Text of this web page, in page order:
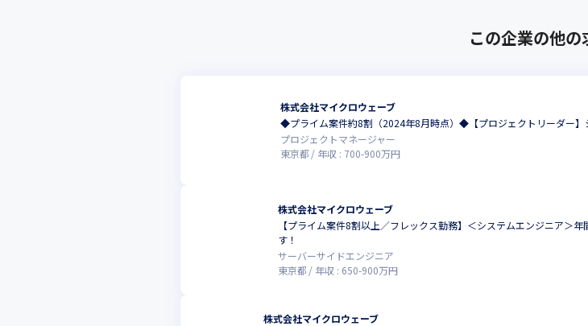
この企業の他の
株式会社マイクロウェーブ
◆プライム案件約8割（2024年8月時点）◆【プロジェクトリーダー】
プロジェクトマネージャー
東京都
年収 : 700-900万円
株式会社マイクロウェーブ
【プライム案件8割以上／フレックス勤務】＜システムエンジニア＞
す！
サーバーサイドエンジニア
東京都
年収 : 650-900万円
株式会社マイクロウェーブ